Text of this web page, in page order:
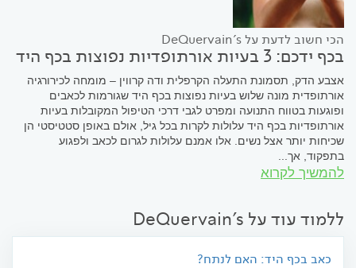
הכי חשוב לדעת על DeQuervain's
בכף ידכם: 3 בעיות אורתופדיות נפוצות בכף היד
אצבע הדק, תסמונת התעלה הקרפלית ודה קרווין – מומחה לכירורגיה
אורתופדית מונה שלוש בעיות נפוצות בכף היד שגורמות לכאבים
ופוגעות בטווח התנועה ומפרט לגבי דרכי הטיפול המקובלות בעיות
אורתופדיות בכף היד עלולות לקרות בכל גיל, אולם באופן סטטיסטי הן
שכיחות יותר אצל נשים. אלו אמנם עלולות לגרום לכאב ולפגוע
בתפקוד, אך...
להמשיך לקרוא
ללמוד עוד על DeQuervain's
כאב בכף היד: האם לנתח?